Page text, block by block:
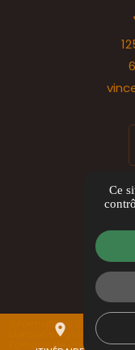
place
Informations
Mentions légales
Politique de
Ce